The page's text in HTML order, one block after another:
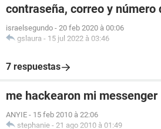
contraseña, correo y número
israelsegundo - 20 feb 2020 à 00:06
gslaura - 15 jul 2022 à 03:46
7 respuestas
me hackearon mi messenger
ANYIE - 15 feb 2010 à 22:06
stephanie - 21 ago 2010 à 01:49